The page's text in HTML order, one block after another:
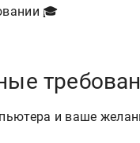
и ваше